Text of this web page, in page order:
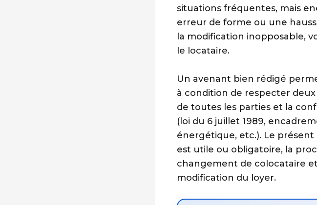
situations fréquentes, mais
erreur de forme ou une
la modification inopposable,
le locataire.
Un avenant bien rédigé
à condition de respecter
de toutes les parties et la
(loi du 6 juillet 1989,
énergétique, etc.). Le présent
est utile ou obligatoire, la
changement de colocataire
modification du loyer.